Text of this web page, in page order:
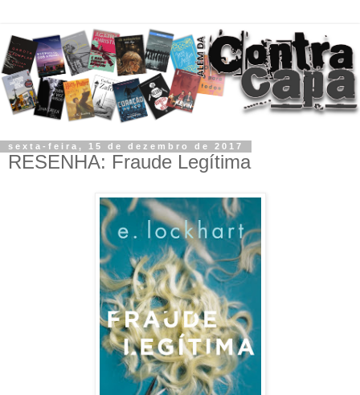
sexta-feira, 15 de dezembro de 2017
RESENHA: Fraude Legítima